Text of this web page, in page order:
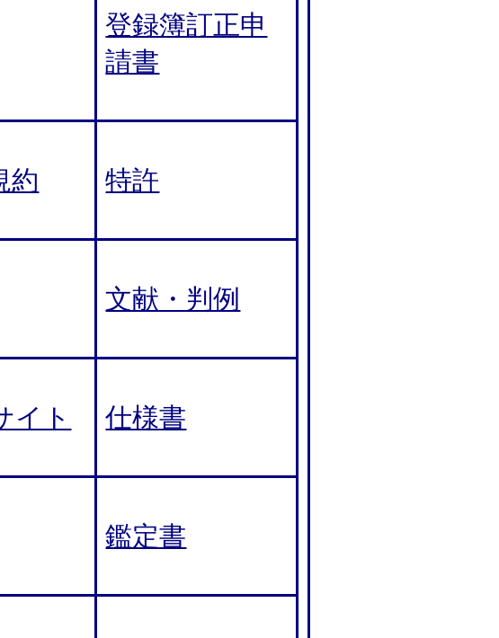
登録簿訂正申
請書
約 特許
文献・判例
イト 仕様書
鑑定書